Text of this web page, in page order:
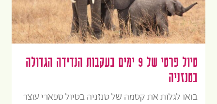
טיול פרטי של 9 ימים בעקבות הנדידה הגדולה
בטנזניה
בואו לגלות את קסמה של טנזניה בטיול ספארי עוצר